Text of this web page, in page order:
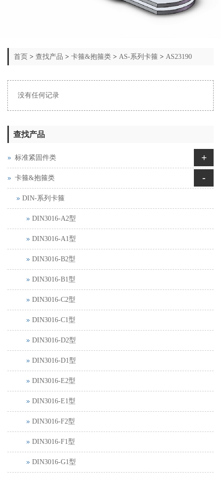
首页 > 查找产品 > 卡箍&抱箍类 > AS-系列卡箍 > AS23190
没有任何记录
查找产品
标准紧固件类 +
卡箍&抱箍类 -
DIN-系列卡箍
DIN3016-A2型
DIN3016-A1型
DIN3016-B2型
DIN3016-B1型
DIN3016-C2型
DIN3016-C1型
DIN3016-D2型
DIN3016-D1型
DIN3016-E2型
DIN3016-E1型
DIN3016-F2型
DIN3016-F1型
DIN3016-G1型